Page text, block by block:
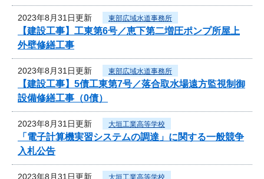
2023年8月31日更新 東部広域水道事務所
【建設工事】工東第6号／恵下第二増圧ポンプ所屋上
外壁修繕工事
2023年8月31日更新 東部広域水道事務所
【建設工事】5債工東第7号／落合取水場遠方監視制御
設備修繕工事（0債）
2023年8月31日更新 大垣工業高等学校
「電子計算機実習システムの調達」に関する一般競争
入札公告
2023年8月31日更新 大垣工業高等学校